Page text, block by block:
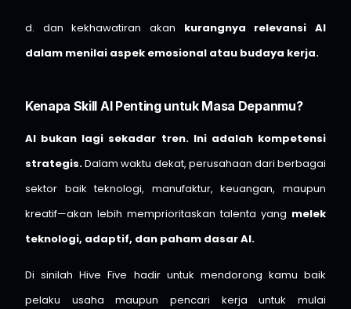
d. dan kekhawatiran akan kurangnya relevansi AI
dalam menilai aspek emosional atau budaya kerja.
Kenapa Skill AI Penting untuk Masa Depanmu?
AI bukan lagi sekadar tren. Ini adalah kompetensi
strategis.Dalam waktu dekat, perusahaan dari berbagai
sektor baik teknologi, manufaktur, keuangan, maupun
kreatif—akan lebih memprioritaskan talenta yang melek
teknologi, adaptif, dan paham dasar AI.
Di sinilah Hive Five hadir untuk mendorong kamu baik
pelaku usaha maupun pencari kerja untuk mulai